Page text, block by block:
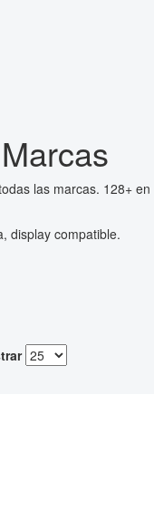
las marcas. 128+ en
display compatible.